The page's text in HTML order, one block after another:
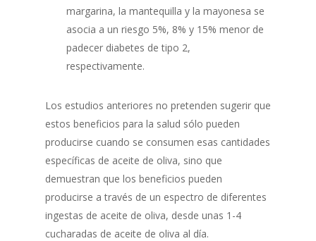
margarina, la mantequilla y la mayonesa se
asocia a un riesgo 5%, 8% y 15% menor de
padecer diabetes de tipo 2,
respectivamente.
Los estudios anteriores no pretenden sugerir que
estos beneficios para la salud sólo pueden
producirse cuando se consumen esas cantidades
específicas de aceite de oliva, sino que
demuestran que los beneficios pueden
producirse a través de un espectro de diferentes
ingestas de aceite de oliva, desde unas 1-4
cucharadas de aceite de oliva al día.